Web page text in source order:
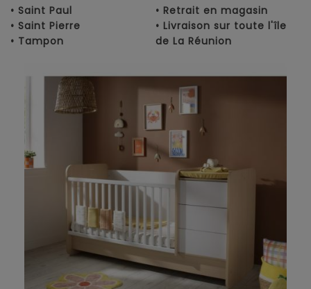
• Saint Paul
• Saint Pierre
• Tampon
• Retrait en magasin
• Livraison sur toute l'île
de La Réunion